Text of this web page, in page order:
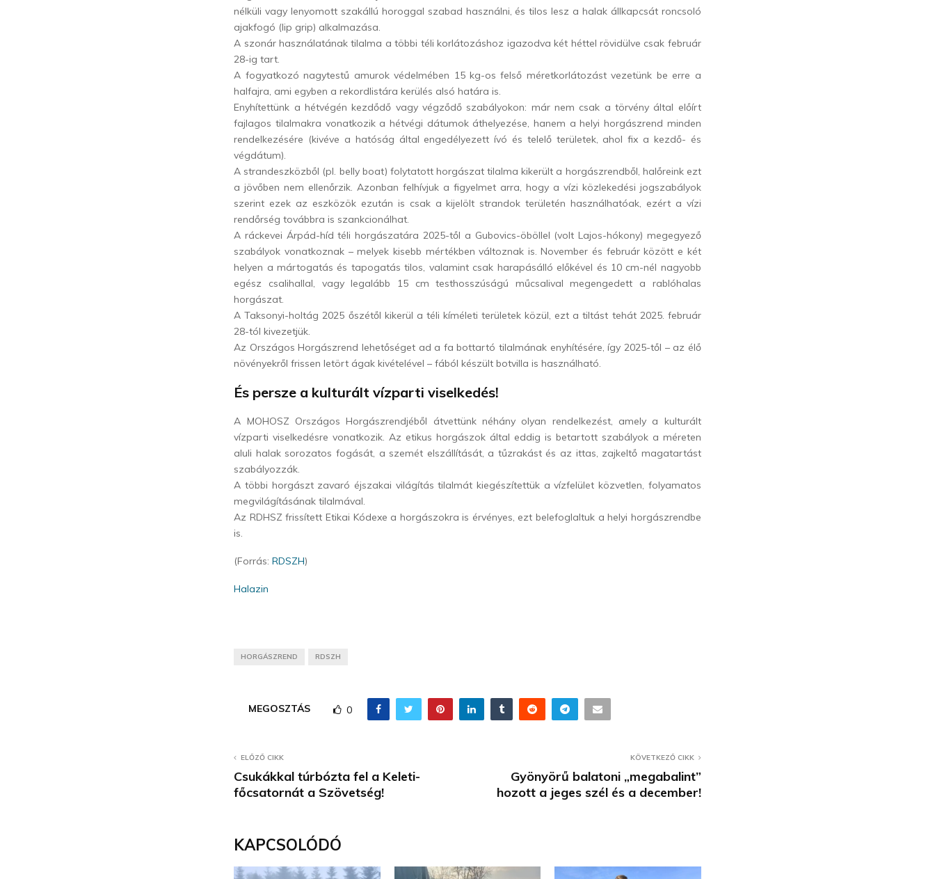
nélküli vagy lenyomott szakállú horoggal szabad használni, és tilos lesz a halak állkapcsát roncsoló
ajakfogó (lip grip) alkalmazása.
A szonár használatának tilalma a többi téli korlátozáshoz igazodva két héttel rövidülve csak február
28-ig tart.
A fogyatkozó nagytestű amurok védelmében 15 kg-os felső méretkorlátozást vezetünk be erre a
halfajra, ami egyben a rekordlistára kerülés alsó határa is.
Enyhítettünk a hétvégén kezdődő vagy végződő szabályokon: már nem csak a törvény által előírt
fajlagos tilalmakra vonatkozik a hétvégi dátumok áthelyezése, hanem a helyi horgászrend minden
rendelkezésére (kivéve a hatóság által engedélyezett ívó és telelő területek, ahol fix a kezdő- és
végdátum).
A strandeszközből (pl. belly boat) folytatott horgászat tilalma kikerült a horgászrendből, halőreink ezt
a jövőben nem ellenőrzik. Azonban felhívjuk a figyelmet arra, hogy a vízi közlekedési jogszabályok
szerint ezek az eszközök ezután is csak a kijelölt strandok területén használhatóak, ezért a vízi
rendőrség továbbra is szankcionálhat.
A ráckevei Árpád-híd téli horgászatára 2025-től a Gubovics-öböllel (volt Lajos-hókony) megegyező
szabályok vonatkoznak – melyek kisebb mértékben változnak is. November és február között e két
helyen a mártogatás és tapogatás tilos, valamint csak harapásálló előkével és 10 cm-nél nagyobb
egész csalihallal, vagy legalább 15 cm testhosszúságú műcsalival megengedett a rablóhalas
horgászat.
A Taksonyi-holtág 2025 őszétől kikerül a téli kíméleti területek közül, ezt a tiltást tehát 2025. február
28-tól kivezetjük.
Az Országos Horgászrend lehetőséget ad a fa bottartó tilalmának enyhítésére, így 2025-től – az élő
növényekről frissen letört ágak kivételével – fából készült botvilla is használható.
És persze a kulturált vízparti viselkedés!
A MOHOSZ Országos Horgászrendjéből átvettünk néhány olyan rendelkezést, amely a kulturált
vízparti viselkedésre vonatkozik. Az etikus horgászok által eddig is betartott szabályok a méreten
aluli halak sorozatos fogását, a szemét elszállítását, a tűzrakást és az ittas, zajkeltő magatartást
szabályozzák.
A többi horgászt zavaró éjszakai világítás tilalmát kiegészítettük a vízfelület közvetlen, folyamatos
megvilágításának tilalmával.
Az RDHSZ frissített Etikai Kódexe a horgászokra is érvényes, ezt belefoglaltuk a helyi horgászrendbe
is.
(Forrás:RDSZH)
Halazin
HORGÁSZREND RDSZH
MEGOSZTÁS 0
ELŐZŐ CIKK
Csukákkal túrbózta fel a Keleti-
főcsatornát a Szövetség!
KÖVETKEZŐ CIKK
Gyönyörű balatoni „megabalint”
hozott a jeges szél és a december!
KAPCSOLÓDÓ